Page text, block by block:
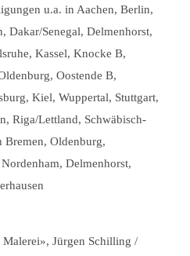
u.a. in Aachen, Berlin,
Dakar/Senegal, Delmenhorst,
Kassel, Knocke B,
Oostende B,
Kiel, Wuppertal, Stuttgart,
Riga/Lettland, Schwäbisch-
Bremen, Oldenburg,
Delmenhorst,
Jürgen Schilling /